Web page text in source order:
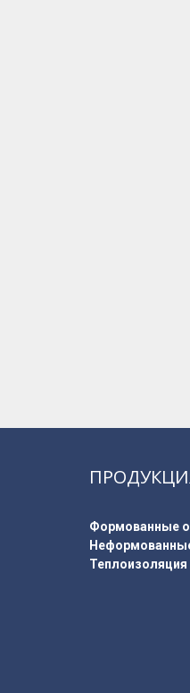
Формованные
Теплоизоляция